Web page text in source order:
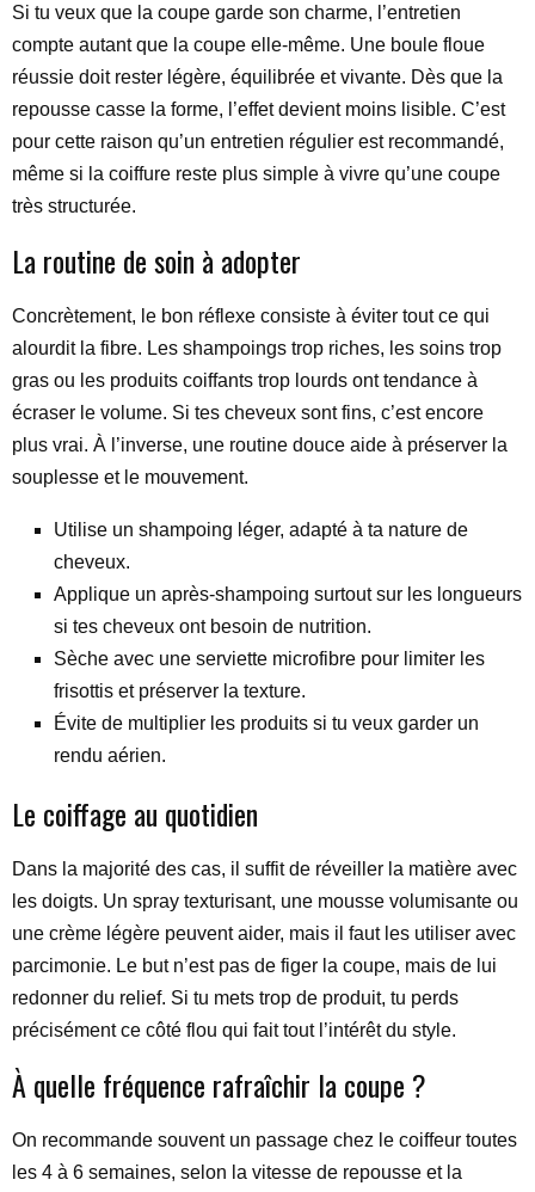
Si tu veux que la coupe garde son charme, l’entretien
compte autant que la coupe elle-même. Une boule floue
réussie doit rester légère, équilibrée et vivante. Dès que la
repousse casse la forme, l’effet devient moins lisible. C’est
pour cette raison qu’un entretien régulier est recommandé,
même si la coiffure reste plus simple à vivre qu’une coupe
très structurée.
La routine de soin à adopter
Concrètement, le bon réflexe consiste à éviter tout ce qui
alourdit la fibre. Les shampoings trop riches, les soins trop
gras ou les produits coiffants trop lourds ont tendance à
écraser le volume. Si tes cheveux sont fins, c’est encore
plus vrai. À l’inverse, une routine douce aide à préserver la
souplesse et le mouvement.
Utilise un shampoing léger, adapté à ta nature de
cheveux.
Applique un après-shampoing surtout sur les longueurs
si tes cheveux ont besoin de nutrition.
Sèche avec une serviette microfibre pour limiter les
frisottis et préserver la texture.
Évite de multiplier les produits si tu veux garder un
rendu aérien.
Le coiffage au quotidien
Dans la majorité des cas, il suffit de réveiller la matière avec
les doigts. Un spray texturisant, une mousse volumisante ou
une crème légère peuvent aider, mais il faut les utiliser avec
parcimonie. Le but n’est pas de figer la coupe, mais de lui
redonner du relief. Si tu mets trop de produit, tu perds
précisément ce côté flou qui fait tout l’intérêt du style.
À quelle fréquence rafraîchir la coupe ?
On recommande souvent un passage chez le coiffeur toutes
les 4 à 6 semaines, selon la vitesse de repousse et la